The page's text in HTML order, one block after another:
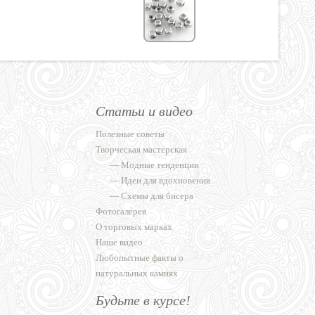
Статьи и видео
Полезные советы
Творческая мастерская
—Модные тенденции
—Идеи для вдохновения
—Схемы для бисера
Фотогалерея
О торговых марках
Наше видео
Любопытные факты о
натуральных камнях
Будьте в курсе!